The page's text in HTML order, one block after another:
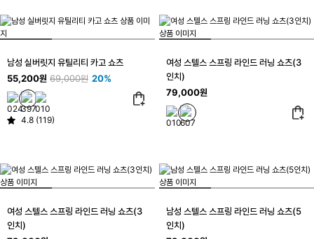
남성 실버릿지 유틸리티 카고 쇼츠
55,200원 69,000원 20%
4.8 (119)
여성 스텔스 스프링 라인드 러닝 쇼츠(3
인치)
79,000원
여성 스텔스 스프링 라인드 러닝 쇼츠(3
인치)
남성 스텔스 스프링 라인드 러닝 쇼츠(5
인치)